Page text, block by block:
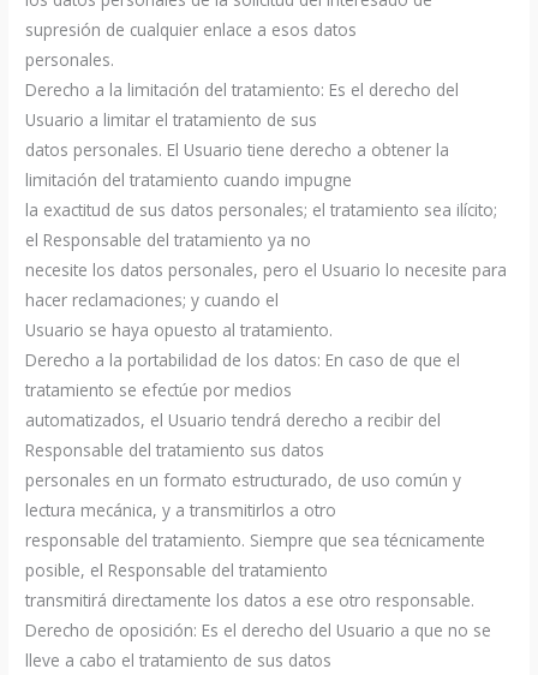
supresión de cualquier enlace a esos datos
personales.
Derecho a la limitación del tratamiento: Es el derecho del
Usuario a limitar el tratamiento de sus
datos personales. El Usuario tiene derecho a obtener la
limitación del tratamiento cuando impugne
la exactitud de sus datos personales; el tratamiento sea ilícito;
el Responsable del tratamiento ya no
necesite los datos personales, pero el Usuario lo necesite para
hacer reclamaciones; y cuando el
Usuario se haya opuesto al tratamiento.
Derecho a la portabilidad de los datos: En caso de que el
tratamiento se efectúe por medios
automatizados, el Usuario tendrá derecho a recibir del
Responsable del tratamiento sus datos
personales en un formato estructurado, de uso común y
lectura mecánica, y a transmitirlos a otro
responsable del tratamiento. Siempre que sea técnicamente
posible, el Responsable del tratamiento
transmitirá directamente los datos a ese otro responsable.
Derecho de oposición: Es el derecho del Usuario a que no se
lleve a cabo el tratamiento de sus datos